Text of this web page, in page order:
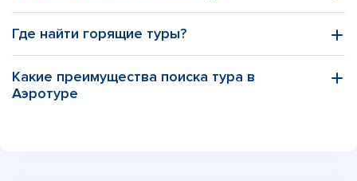
Где найти горящие туры?
Какие преимущества поиска тура в
Аэротуре